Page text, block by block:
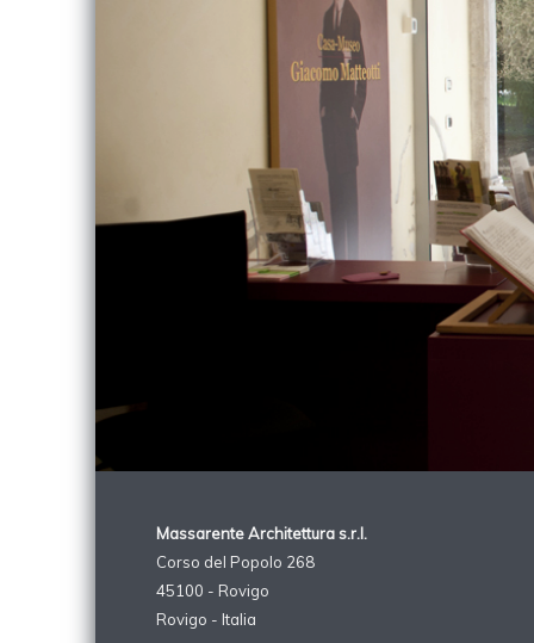
Massarente Architettura s.r.l.
Corso del Popolo 268
45100 - Rovigo
Rovigo - Italia